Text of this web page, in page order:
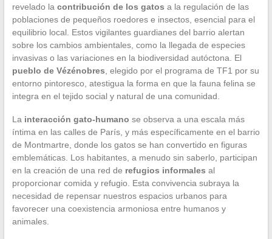
revelado la contribución de los gatos a la regulación de las
poblaciones de pequeños roedores e insectos, esencial para el
equilibrio local. Estos vigilantes guardianes del barrio alertan
sobre los cambios ambientales, como la llegada de especies
invasivas o las variaciones en la biodiversidad autóctona. El
pueblo de Vézénobres, elegido por el programa de TF1 por su
entorno pintoresco, atestigua la forma en que la fauna felina se
integra en el tejido social y natural de una comunidad.
La interacción gato-humano se observa a una escala más
íntima en las calles de París, y más específicamente en el barrio
de Montmartre, donde los gatos se han convertido en figuras
emblemáticas. Los habitantes, a menudo sin saberlo, participan
en la creación de una red de refugios informales al
proporcionar comida y refugio. Esta convivencia subraya la
necesidad de repensar nuestros espacios urbanos para
favorecer una coexistencia armoniosa entre humanos y
animales.